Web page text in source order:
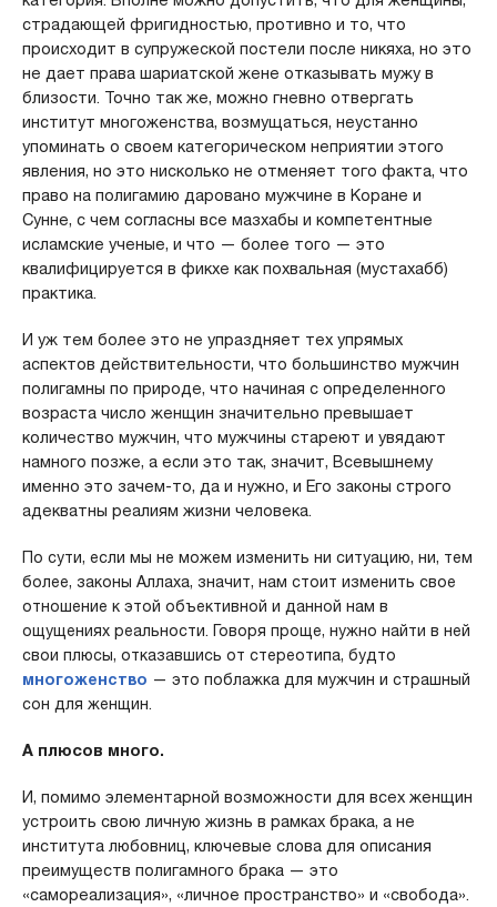
страдающей фригидностью, противно и то, что
происходит в супружеской постели после никяха, но это
не дает права шариатской жене отказывать мужу в
близости. Точно так же, можно гневно отвергать
институт многоженства, возмущаться, неустанно
упоминать о своем категорическом неприятии этого
явления, но это нисколько не отменяет того факта, что
право на полигамию даровано мужчине в Коране и
Сунне, с чем согласны все мазхабы и компетентные
исламские ученые, и что — более того — это
квалифицируется в фикхе как похвальная (мустахабб)
практика.
И уж тем более это не упраздняет тех упрямых
аспектов действительности, что большинство мужчин
полигамны по природе, что начиная с определенного
возраста число женщин значительно превышает
количество мужчин, что мужчины стареют и увядают
намного позже, а если это так, значит, Всевышнему
именно это зачем-то, да и нужно, и Его законы строго
адекватны реалиям жизни человека.
По сути, если мы не можем изменить ни ситуацию, ни, тем
более, законы Аллаха, значит, нам стоит изменить свое
отношение к этой объективной и данной нам в
ощущениях реальности. Говоря проще, нужно найти в ней
свои плюсы, отказавшись от стереотипа, будто
многоженство — это поблажка для мужчин и страшный
сон для женщин.
А плюсов много.
И, помимо элементарной возможности для всех женщин
устроить свою личную жизнь в рамках брака, а не
института любовниц, ключевые слова для описания
преимуществ полигамного брака — это
«самореализация», «личное пространство» и «свобода».